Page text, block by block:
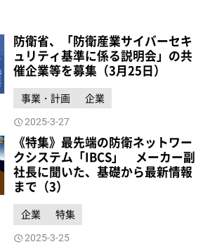
防衛省、「防衛産業サイバーセキ
ュリティ基準に係る説明会」の共
催企業等を募集（3月25日）
事業・計画 企業
2025-3-27
《特集》最先端の防衛ネットワー
クシステム「IBCS」 メーカー副
社長に聞いた、基礎から最新情報
まで（3）
企業 特集
2025-3-25